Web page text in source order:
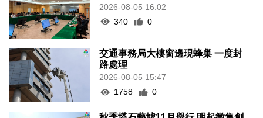
2026-08-05 16:02
340
0
交通事務局大樓窗邊現蜂巢 一度封
路處理
2026-08-05 15:47
1758
0